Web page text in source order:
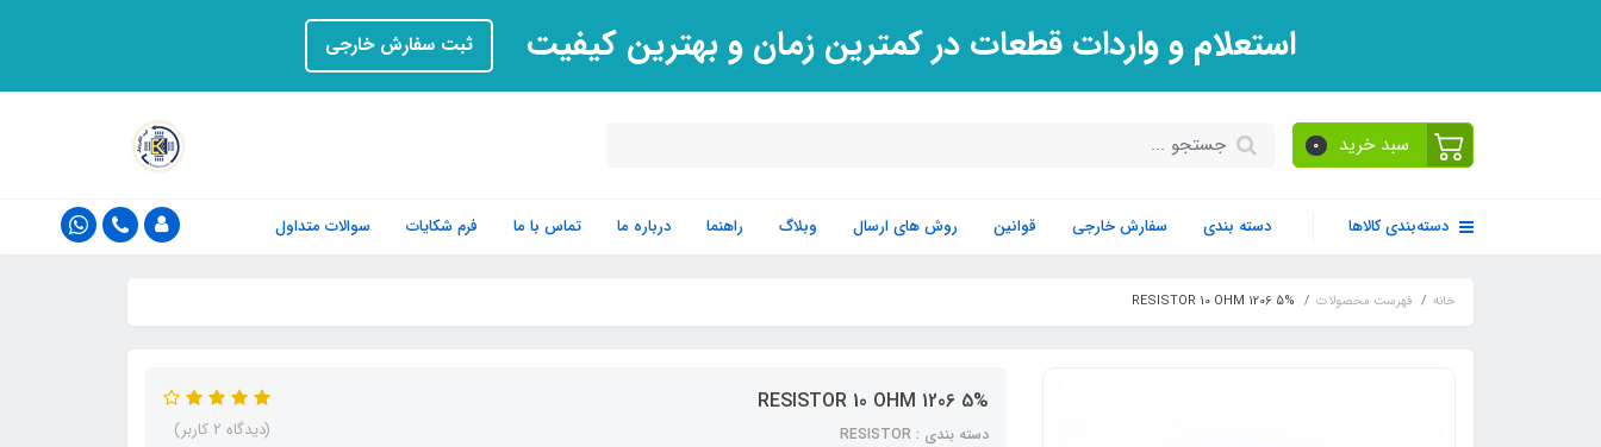
استعلام و واردات قطعات در کمترین زمان و بهترین کیفیت ثبت سفارش خارجی
سبد خرید 0
دسته‌بندی کالاها دسته بندی سفارش خارجی قوانین روش های ارسال وبلاگ راهنما درباره ما تماس با ما فرم‌ شکایات سوالات متداول
خانه فهرست محصولات RESISTOR 10 OHM 1206 5%
RESISTOR 10 OHM 1206 5%
دسته بندی : RESISTOR (دیدگاه 2 کاربر)